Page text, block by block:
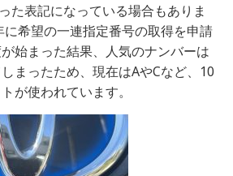
た表記になっている場合もありま
希望の一連指定番号の取得を申請
始まった結果、人気のナンバーは
まったため、現在はAやCなど、10
が使われています。